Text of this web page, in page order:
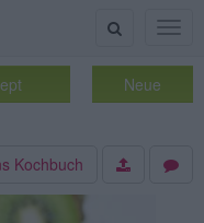
Suche
Neue
Kochbuch